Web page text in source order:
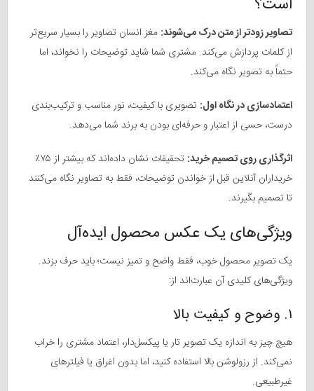
تصاویر زودتر از متن درک می‌شوند: مغز انسان تصاویر را بسیار سریع‌تر
از کلمات پردازش می‌کند. مشتری شما شاید توضیحات را نخواند، اما
حتماً به تصویر نگاه می‌کند.
اعتمادسازی در نگاه اول: تصویری با کیفیت، نور مناسب و ترکیب‌بندی
درست، حسی از اعتبار و حرفه‌ای بودن به برند شما می‌دهد.
اثرگذاری روی تصمیم خرید:
تحقیقات نشان داده‌اند که بیشتر از ۷۵٪
خریداران آنلاین قبل از خواندن توضیحات، فقط به تصاویر نگاه می‌کنند
تا تصمیم بگیرند.
ویژگی‌های یک عکس محصول ایده‌آل
یک تصویر محصول خوب، فقط واضح و تمیز نیست؛ باید حرف بزند.
ویژگی‌های کلیدی آن عبارت‌اند از:
۱. وضوح و کیفیت بالا
هیچ چیز به اندازه یک تصویر تار یا پیکسل‌دار، اعتماد مشتری را خراب
نمی‌کند. از رزولوشن بالا استفاده کنید، اما بدون اغراق یا فیلترهای
غیرطبیعی.